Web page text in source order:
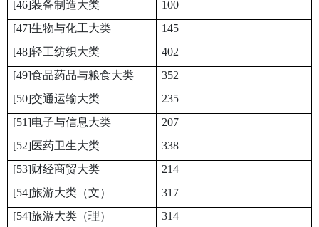
[46]装备制造大类
100
[47]生物与化工大类
145
[48]轻工纺织大类
402
[49]食品药品与粮食大类
352
[50]交通运输大类
235
[51]电子与信息大类
207
[52]医药卫生大类
338
[53]财经商贸大类
214
[54]旅游大类（文）
317
[54]旅游大类（理）
314